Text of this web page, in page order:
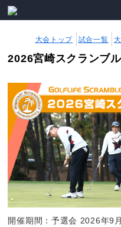
大会トップ 試合一覧
2026宮崎スクランブ
開催期間：予選会 2026年